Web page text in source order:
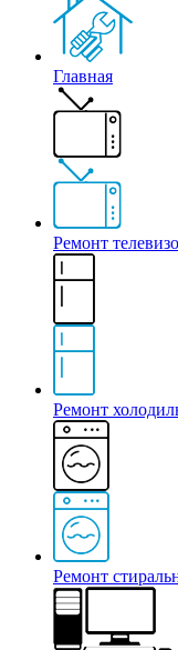
Главная
Ремонт
Ремонт
Ремонт